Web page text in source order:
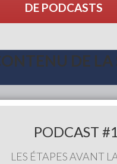
DE PODCASTS
DE LA
PODCAST #1
LES ÉTAPES AVANT